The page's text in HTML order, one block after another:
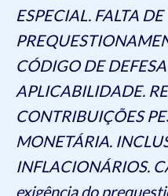
ESPECIAL. FALTA DE
CÓDIGO DE
APLICABILIDADE.
CONTRIBUIÇÕES
MONETÁRIA.
INFLACIONÁRIOS.
exigência do